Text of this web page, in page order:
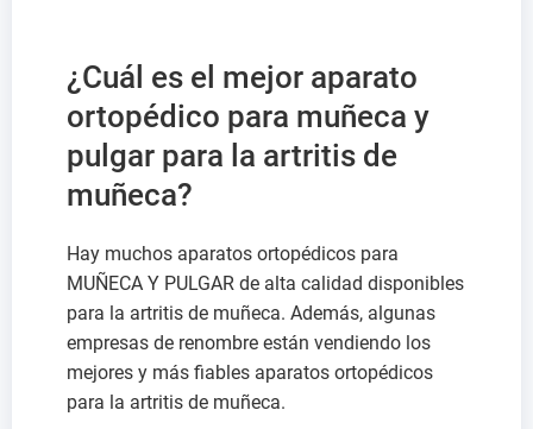
¿Cuál es el mejor aparato
ortopédico para muñeca y
pulgar para la artritis de
muñeca?
Hay muchos aparatos ortopédicos para
MUÑECA Y PULGAR de alta calidad disponibles
para la artritis de muñeca. Además, algunas
empresas de renombre están vendiendo los
mejores y más fiables aparatos ortopédicos
para la artritis de muñeca.